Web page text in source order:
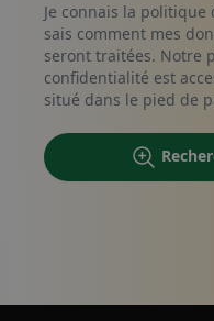
Je connais la
sais comment mes
seront traitées. Notre
confidentialité est
situé dans le pied de